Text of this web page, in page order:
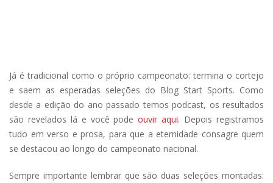
Já é tradicional como o próprio campeonato: termina o cortejo
e saem as esperadas seleções do Blog Start Sports. Como
desde a edição do ano passado temos podcast, os resultados
são revelados lá e você podeouvir aqui. Depois registramos
tudo em verso e prosa, para que a eternidade consagre quem
se destacou ao longo do campeonato nacional.
Sempre importante lembrar que são duas seleções montadas: